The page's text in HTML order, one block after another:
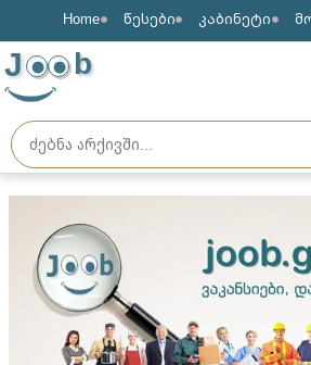
Home წესები კაბინეტი
J b